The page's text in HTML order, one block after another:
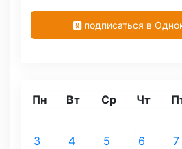
подписаться в
Пн Вт Ср Чт
3
4 5 6 7